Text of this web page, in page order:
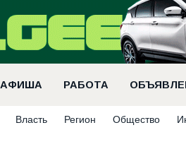
АФИША РАБОТА
Власть Регион Общество